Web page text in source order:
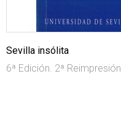
Sevilla insólita
6ª Edición. 2ª Reimpresión